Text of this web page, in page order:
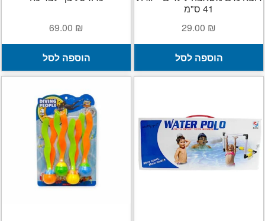
החשבון שלי
סל קניות
תשלום
41 ס"מ
29.00 ₪
הוספה לסל
69.00 ₪
הוספה לסל